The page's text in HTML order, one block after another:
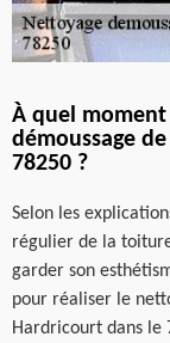
À quel
démoussage
78250 ?
Selon les
régulier de la
garder son
pour réaliser le
Hardricourt dans le